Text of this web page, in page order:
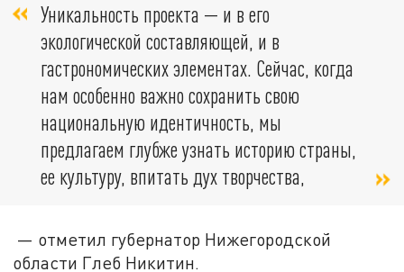
Уникальность проекта — и в его
экологической составляющей, и в
гастрономических элементах. Сейчас, когда
нам особенно важно сохранить свою
национальную идентичность, мы
предлагаем глубже узнать историю страны,
ее культуру, впитать дух творчества,
— отметил губернатор Нижегородской
области Глеб Никитин.